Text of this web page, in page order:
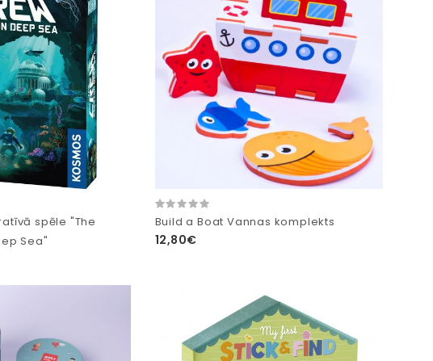
spēle "The
Sea"
Build a Boat Vannas komplekts
12,80€